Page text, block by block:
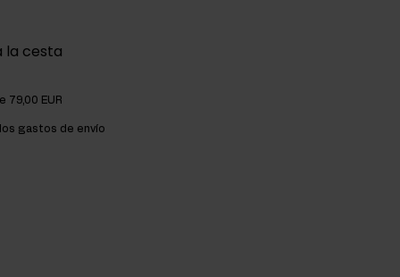
la cesta
79,00 EUR
gastos de envío